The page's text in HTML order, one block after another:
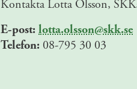
Kontakta Lotta Olsson,
E-post: lotta.olsson@skk.se
Telefon: 08-795 30 03